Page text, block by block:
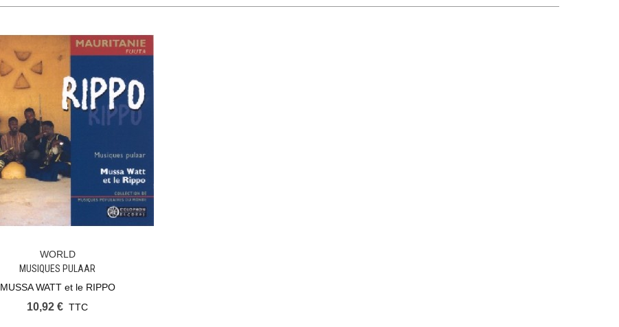
Ajouter Au Panier
WORLD
MUSIQUES PULAAR
MUSSA WATT et le RIPPO
10,92 € TTC